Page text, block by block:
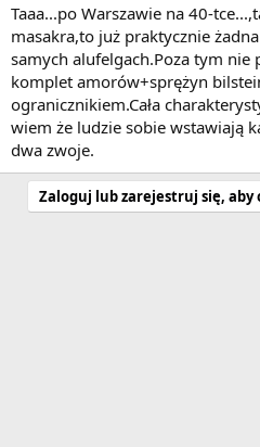
Taaa...po Warszawie na 40-
masakra,to już praktycznie
samych alufelgach.Poza tym nie
komplet amorów+sprężyn
ogranicznikiem.Cała
wiem że ludzie sobie wstawiają
dwa zwoje.
Zaloguj lub zarejestruj się,